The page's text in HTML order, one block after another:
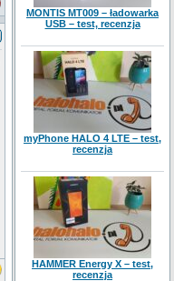
MONTIS MT009 – ładowarka
USB – test, recenzja
myPhone HALO 4 LTE – test,
recenzja
HAMMER Energy X – test,
recenzja